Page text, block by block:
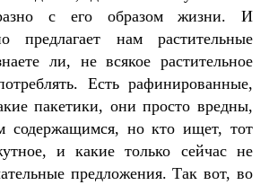
с его образом жизни. И
предлагает нам растительные
ли, не всякое растительное
Есть рафинированные,
пакетики, они просто вредны,
содержащимся, но кто ищет, тот
и какие только сейчас не
предложения. Так вот, во